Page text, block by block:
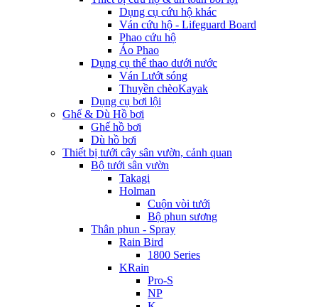
Dụng cụ cứu hộ khác
Ván cứu hộ - Lifeguard Board
Phao cứu hộ
Áo Phao
Dụng cụ thể thao dưới nước
Ván Lướt sóng
Thuyền chèoKayak
Dụng cụ bơi lội
Ghế & Dù Hồ bơi
Ghế hồ bơi
Dù hồ bơi
Thiết bị tưới cây sân vườn, cảnh quan
Bộ tưới sân vườn
Takagi
Holman
Cuộn vòi tưới
Bộ phun sương
Thân phun - Spray
Rain Bird
1800 Series
KRain
Pro-S
NP